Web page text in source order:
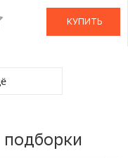
КУПИТЬ